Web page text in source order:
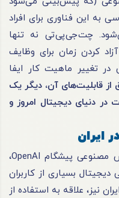
دسترسی به این فناوری برای افراد
چت‌جی‌پی‌تی نه تنها
کردن زمان برای وظایف
در تغییر ماهیت کار ایفا
از قابلیت‌های آن، دیگر یک
دنیای دیجیتال امروز و
ایران
، ابزار هوش مصنوعی پیشگام OpenAI،
دیجیتال بسیاری از کاربران
نیز، علاقه به استفاده از